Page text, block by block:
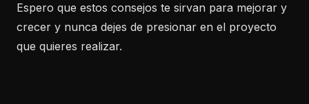
Espero que estos consejos te sirvan para mejorar y
crecer y nunca dejes de presionar en el proyecto
que quieres realizar.